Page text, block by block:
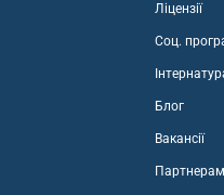
Ліцензії
Соц.
Блог
Вакансії
Партнерам